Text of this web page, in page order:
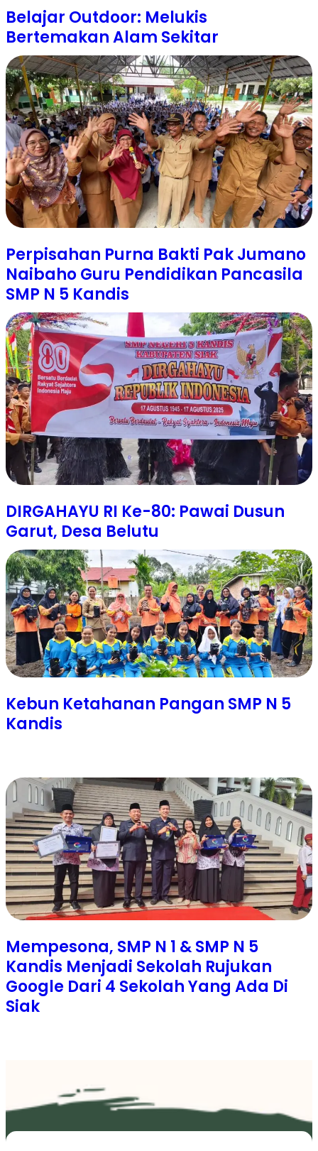
Belajar Outdoor: Melukis
Bertemakan Alam Sekitar
Perpisahan Purna Bakti Pak Jumano
Naibaho Guru Pendidikan Pancasila
SMP N 5 Kandis
DIRGAHAYU RI Ke-80: Pawai Dusun
Garut, Desa Belutu
Kebun Ketahanan Pangan SMP N 5
Kandis
Mempesona, SMP N 1 & SMP N 5
Kandis Menjadi Sekolah Rujukan
Google Dari 4 Sekolah Yang Ada Di
Siak